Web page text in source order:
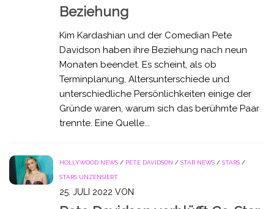
Beziehung
Kim Kardashian und der Comedian Pete
Davidson haben ihre Beziehung nach neun
Monaten beendet. Es scheint, als ob
Terminplanung, Altersunterschiede und
unterschiedliche Persönlichkeiten einige der
Gründe waren, warum sich das berühmte Paar
trennte. Eine Quelle...
HOLLYWOOD NEWS / PETE DAVIDSON / STAR NEWS / STARS /
STARS UNZENSIERT
25. JULI 2022 VON